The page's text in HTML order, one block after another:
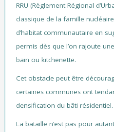
RRU (Règlement Régional
classique de la famille
d’habitat communautaire en
permis dès que l’on rajoute
bain ou kitchenette.
Cet obstacle peut être
certaines communes ont
densification du bâti résidentiel.
La bataille n’est pas pour